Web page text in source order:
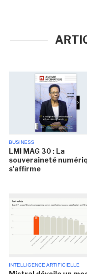
BUSINESS
LMI MAG 30 : La
souveraineté
s'affirme
INTELLIGENCE ARTIFICIELLE